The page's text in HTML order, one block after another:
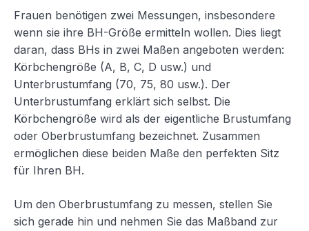
Frauen benötigen zwei Messungen, insbesondere
wenn sie ihre BH-Größe ermitteln wollen. Dies liegt
daran, dass BHs in zwei Maßen angeboten werden:
Körbchengröße (A, B, C, D usw.) und
Unterbrustumfang (70, 75, 80 usw.). Der
Unterbrustumfang erklärt sich selbst. Die
Körbchengröße wird als der eigentliche Brustumfang
oder Oberbrustumfang bezeichnet. Zusammen
ermöglichen diese beiden Maße den perfekten Sitz
für Ihren BH.
Um den Oberbrustumfang zu messen, stellen Sie
sich gerade hin und nehmen Sie das Maßband zur